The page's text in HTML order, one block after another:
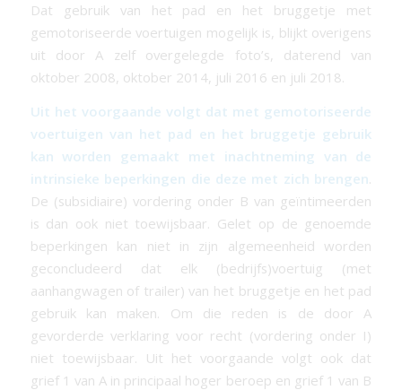
Dat gebruik van het pad en het bruggetje met
gemotoriseerde voertuigen mogelijk is, blijkt overigens
uit door A zelf overgelegde foto’s, daterend van
oktober 2008, oktober 2014, juli 2016 en juli 2018.
Uit het voorgaande volgt dat met gemotoriseerde
voertuigen van het pad en het bruggetje gebruik
kan worden gemaakt met inachtneming van de
intrinsieke beperkingen die deze met zich brengen
De (subsidiaire) vordering onder B van geïntimeerden
is dan ook niet toewijsbaar. Gelet op de genoemde
beperkingen kan niet in zijn algemeenheid worden
geconcludeerd dat elk (bedrijfs)voertuig (met
aanhangwagen of trailer) van het bruggetje en het pad
gebruik kan maken. Om die reden is de door A
gevorderde verklaring voor recht (vordering onder I)
niet toewijsbaar. Uit het voorgaande volgt ook dat
grief 1 van A in principaal hoger beroep en grief 1 van B